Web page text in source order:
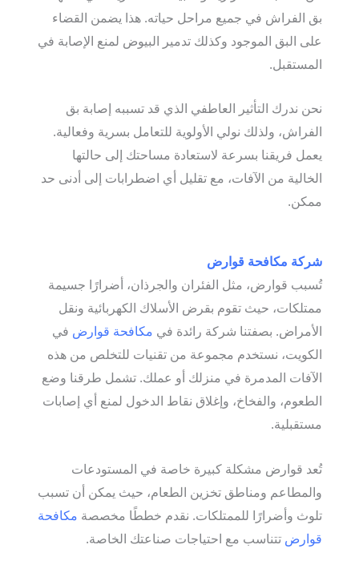
بق الفراش في جميع مراحل حياته. هذا يضمن القضاء
على البق الموجود وكذلك تدمير البيوض لمنع الإصابة في
المستقبل.
نحن ندرك التأثير العاطفي الذي قد تسببه إصابة بق
الفراش، ولذلك نولي الأولوية للتعامل بسرية وفعالية.
يعمل فريقنا بسرعة لاستعادة مساحتك إلى حالتها
الخالية من الآفات، مع تقليل أي اضطرابات إلى أدنى حد
ممكن.
شركة مكافحة قوارض
تُسبب قوارض، مثل الفئران والجرذان، أضرارًا جسيمة
ممتلكات، حيث تقوم بقرض الأسلاك الكهربائية ونقل
الأمراض. بصفتنا شركة رائدة في مكافحة قوارض في
الكويت، نستخدم مجموعة من تقنيات للتخلص من هذه
الآفات المدمرة في منزلك أو عملك. تشمل طرقنا وضع
الطعوم، والفخاخ، وإغلاق نقاط الدخول لمنع أي إصابات
مستقبلية.
تُعد قوارض مشكلة كبيرة خاصة في المستودعات
والمطاعم ومناطق تخزين الطعام، حيث يمكن أن تسبب
تلوث وأضرارًا للممتلكات. نقدم خططًا مخصصة مكافحة
قوارض تتناسب مع احتياجات صناعتك الخاصة.